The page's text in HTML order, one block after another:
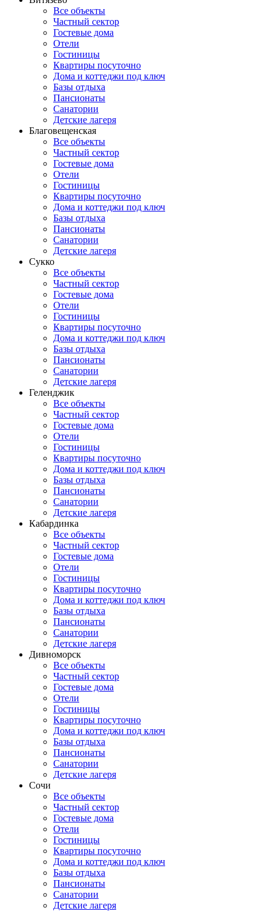
Все объекты
Частный сектор
Гостевые дома
Отели
Гостиницы
Квартиры посуточно
Дома и коттеджи под ключ
Базы отдыха
Пансионаты
Санатории
Детские лагеря
Благовещенская
Все объекты
Частный сектор
Гостевые дома
Отели
Гостиницы
Квартиры посуточно
Дома и коттеджи под ключ
Базы отдыха
Пансионаты
Санатории
Детские лагеря
Сукко
Все объекты
Частный сектор
Гостевые дома
Отели
Гостиницы
Квартиры посуточно
Дома и коттеджи под ключ
Базы отдыха
Пансионаты
Санатории
Детские лагеря
Геленджик
Все объекты
Частный сектор
Гостевые дома
Отели
Гостиницы
Квартиры посуточно
Дома и коттеджи под ключ
Базы отдыха
Пансионаты
Санатории
Детские лагеря
Кабардинка
Все объекты
Частный сектор
Гостевые дома
Отели
Гостиницы
Квартиры посуточно
Дома и коттеджи под ключ
Базы отдыха
Пансионаты
Санатории
Детские лагеря
Дивноморск
Все объекты
Частный сектор
Гостевые дома
Отели
Гостиницы
Квартиры посуточно
Дома и коттеджи под ключ
Базы отдыха
Пансионаты
Санатории
Детские лагеря
Сочи
Все объекты
Частный сектор
Гостевые дома
Отели
Гостиницы
Квартиры посуточно
Дома и коттеджи под ключ
Базы отдыха
Пансионаты
Санатории
Детские лагеря